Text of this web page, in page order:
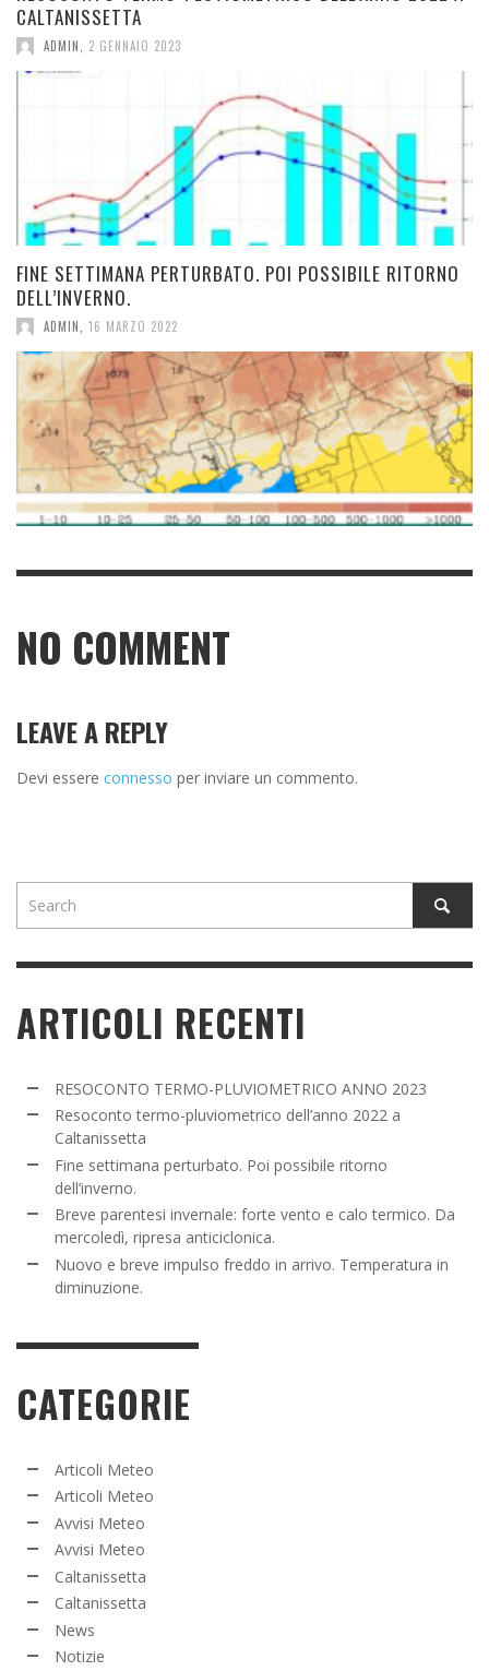
CALTANISSETTA
ADMIN 2 GENNAIO 2023
FINE SETTIMANA PERTURBATO. POI POSSIBILE RITORNO
DELL’INVERNO.
ADMIN 16 MARZO 2022
NO COMMENT
LEAVE A REPLY
Devi essere connesso per inviare un commento.
ARTICOLI RECENTI
RESOCONTO TERMO-PLUVIOMETRICO ANNO 2023
Resoconto termo-pluviometrico dell’anno 2022 a
Caltanissetta
Fine settimana perturbato. Poi possibile ritorno
dell’inverno.
Breve parentesi invernale: forte vento e calo termico. Da
mercoledì, ripresa anticiclonica.
Nuovo e breve impulso freddo in arrivo. Temperatura in
diminuzione.
CATEGORIE
Articoli Meteo
Articoli Meteo
Avvisi Meteo
Avvisi Meteo
Caltanissetta
Caltanissetta
News
Notizie